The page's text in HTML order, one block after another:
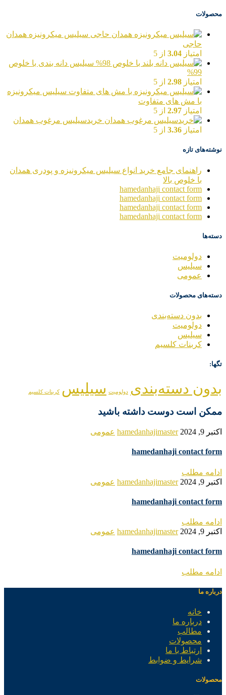
محصولات
سیلیس میکرونیزه همدان
حاجی
امتیاز 3.04 از 5
سیلیس دانه بندی با خلوص
99%
امتیاز 2.98 از 5
سیلیس میکرونیزه
با مش های متفاوت
امتیاز 2.97 از 5
خریدسیلیس مرغوب همدان
امتیاز 3.36 از 5
نوشته‌های تازه
راهنمای جامع خرید انواع سیلیس میکرونیزه و پودری همدان
با خلوص بالا
hamedanhaji contact form
hamedanhaji contact form
hamedanhaji contact form
hamedanhaji contact form
دسته‌ها
دولومیت
سیلیس
عمومی
دسته‌های محصولات
بدون دسته‌بندی
دولومیت
سیلیس
کربنات کلسیم
تگها:
بدون دسته‌بندی دولومیت سیلیس کربنات کلسیم
ممکن است دوست داشته باشید
اکتبر 9, 2024 hamedanhajimaster عمومی
hamedanhaji contact form
ادامه مطلب
اکتبر 9, 2024
hamedanhajimaster عمومی
hamedanhaji contact form
ادامه مطلب
اکتبر 9, 2024
hamedanhajimaster عمومی
hamedanhaji contact form
ادامه مطلب
درباره ما
خانه
درباره ما
مطالب
محصولات
ارتباط با ما
شرایط و ضوابط
محصولات